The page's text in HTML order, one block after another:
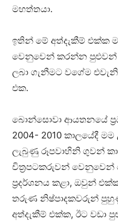
මහත්තයා.
ඉතින් මේ අත්දැකීම් එක්ක
වෙනුවෙන් කරන්න පුළුවන්
ලබා ගැනීමට වගේම
එක.
බොන්සොවා ආයතනයේ
2004- 2010 කාලයේදී
ලැබුණු රූපවාහිනි ගුවන්
චිත්‍රපටකරුවන් වෙනුවෙන්
ප්‍රදර්ශනය කළා, ඔවුන්
තරුණ නිෂ්පාදකවරුන්
අත්දැකීම් එක්ක, ඊට වඩා